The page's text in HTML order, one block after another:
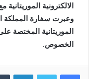
الالكترونية
وعبرت سفارة المملكة
الموريتانية المختصة
الخصوص.